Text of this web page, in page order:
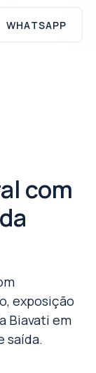
WHATSAPP
com
exposição
Biavati em
saída.